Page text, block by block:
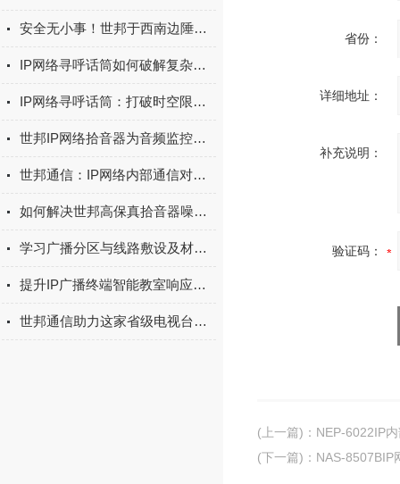
安全无小事！世邦于西南边陲守护“死亡之坡”
IP网络寻呼话筒如何破解复杂网络环境部署难题？
IP网络寻呼话筒：打破时空限制的新型通讯工具
世邦IP网络拾音器为音频监控提供了可靠的解决方案
世邦通信：IP网络内部通信对讲系统
如何解决世邦高保真拾音器噪声过大的问题？
学习广播分区与线路敷设及材料的使用
提升IP广播终端智能教室响应速度的关键技术
世邦通信助力这家省级电视台融媒体建设再升级
省份：
详细地址：
补充说明：
验证码：
(上一篇) ： NEP-6022IP
(下一篇) ： NAS-8507BIP